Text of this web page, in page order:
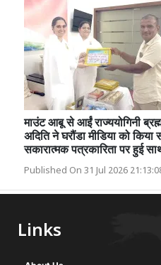
माउंट आबू से आईं राज्ययोगिनी
अदिति ने घरौंडा मीडिया को किया
सकारात्मक पत्रकारिता पर हुई
Published On 31 Jul 2026
Links